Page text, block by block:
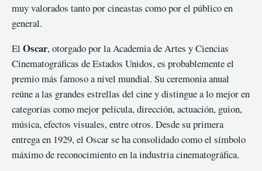
muy valorados tanto por cineastas como por el público en
general.
El Oscar, otorgado por la Academia de Artes y Ciencias
Cinematográficas de Estados Unidos, es probablemente el
premio más famoso a nivel mundial. Su ceremonia anual
reúne a las grandes estrellas del cine y distingue a lo mejor en
categorías como mejor película, dirección, actuación, guion,
música, efectos visuales, entre otros. Desde su primera
entrega en 1929, el Oscar se ha consolidado como el símbolo
máximo de reconocimiento en la industria cinematográfica.